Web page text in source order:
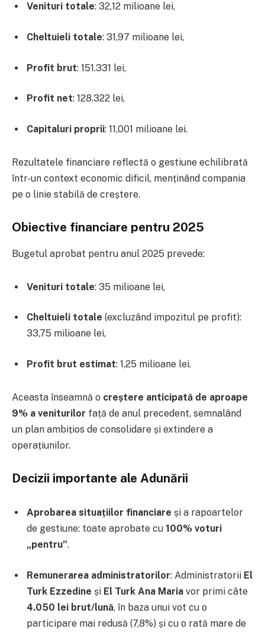
Venituri totale: 32,12 milioane lei,
Cheltuieli totale: 31,97 milioane lei,
Profit brut: 151.331 lei,
Profit net: 128.322 lei,
Capitaluri proprii: 11,001 milioane lei.
Rezultatele financiare reflectă o gestiune echilibrată
într-un context economic dificil, menținând compania
pe o linie stabilă de creștere.
Obiective financiare pentru 2025
Bugetul aprobat pentru anul 2025 prevede:
Venituri totale: 35 milioane lei,
Cheltuieli totale (excluzând impozitul pe profit):
33,75 milioane lei,
Profit brut estimat: 1,25 milioane lei.
Aceasta înseamnă o creștere anticipată de aproape
9% a veniturilor față de anul precedent, semnalând
un plan ambițios de consolidare și extindere a
operațiunilor.
Decizii importante ale Adunării
Aprobarea situațiilor financiare și a rapoartelor
de gestiune: toate aprobate cu 100% voturi
„pentru”.
Remunerarea administratorilor: Administratorii El
Turk Ezzedine și El Turk Ana Maria vor primi câte
4.050 lei brut/lună, în baza unui vot cu o
participare mai redusă (7,8%) și cu o rată mare de